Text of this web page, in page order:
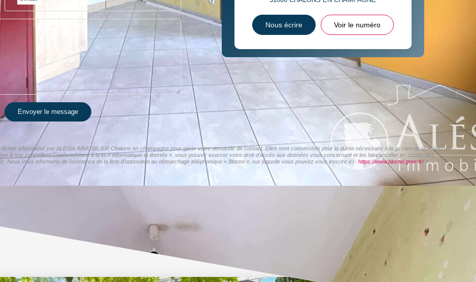
Envoyer le message
Nous écrire Voir le numéro
informatisé par ALESIA IMMOBILIER Chalons en champagne pour gérer votre demande de contact. Elles sont conservées pour la durée nécessaire à la gestion de la relation
à nos conseillers Conformément à la loi « informatique et libertés », vous pouvez exercer votre droit d'accès aux données vous concernant et les faire rectifier en contactant
Nous vous informons de l'existence de la liste d'opposition au démarchage téléphonique « Bloctel », sur laquelle vous pouvez vous inscrire ici : https://www.bloctel.gouv.fr/»